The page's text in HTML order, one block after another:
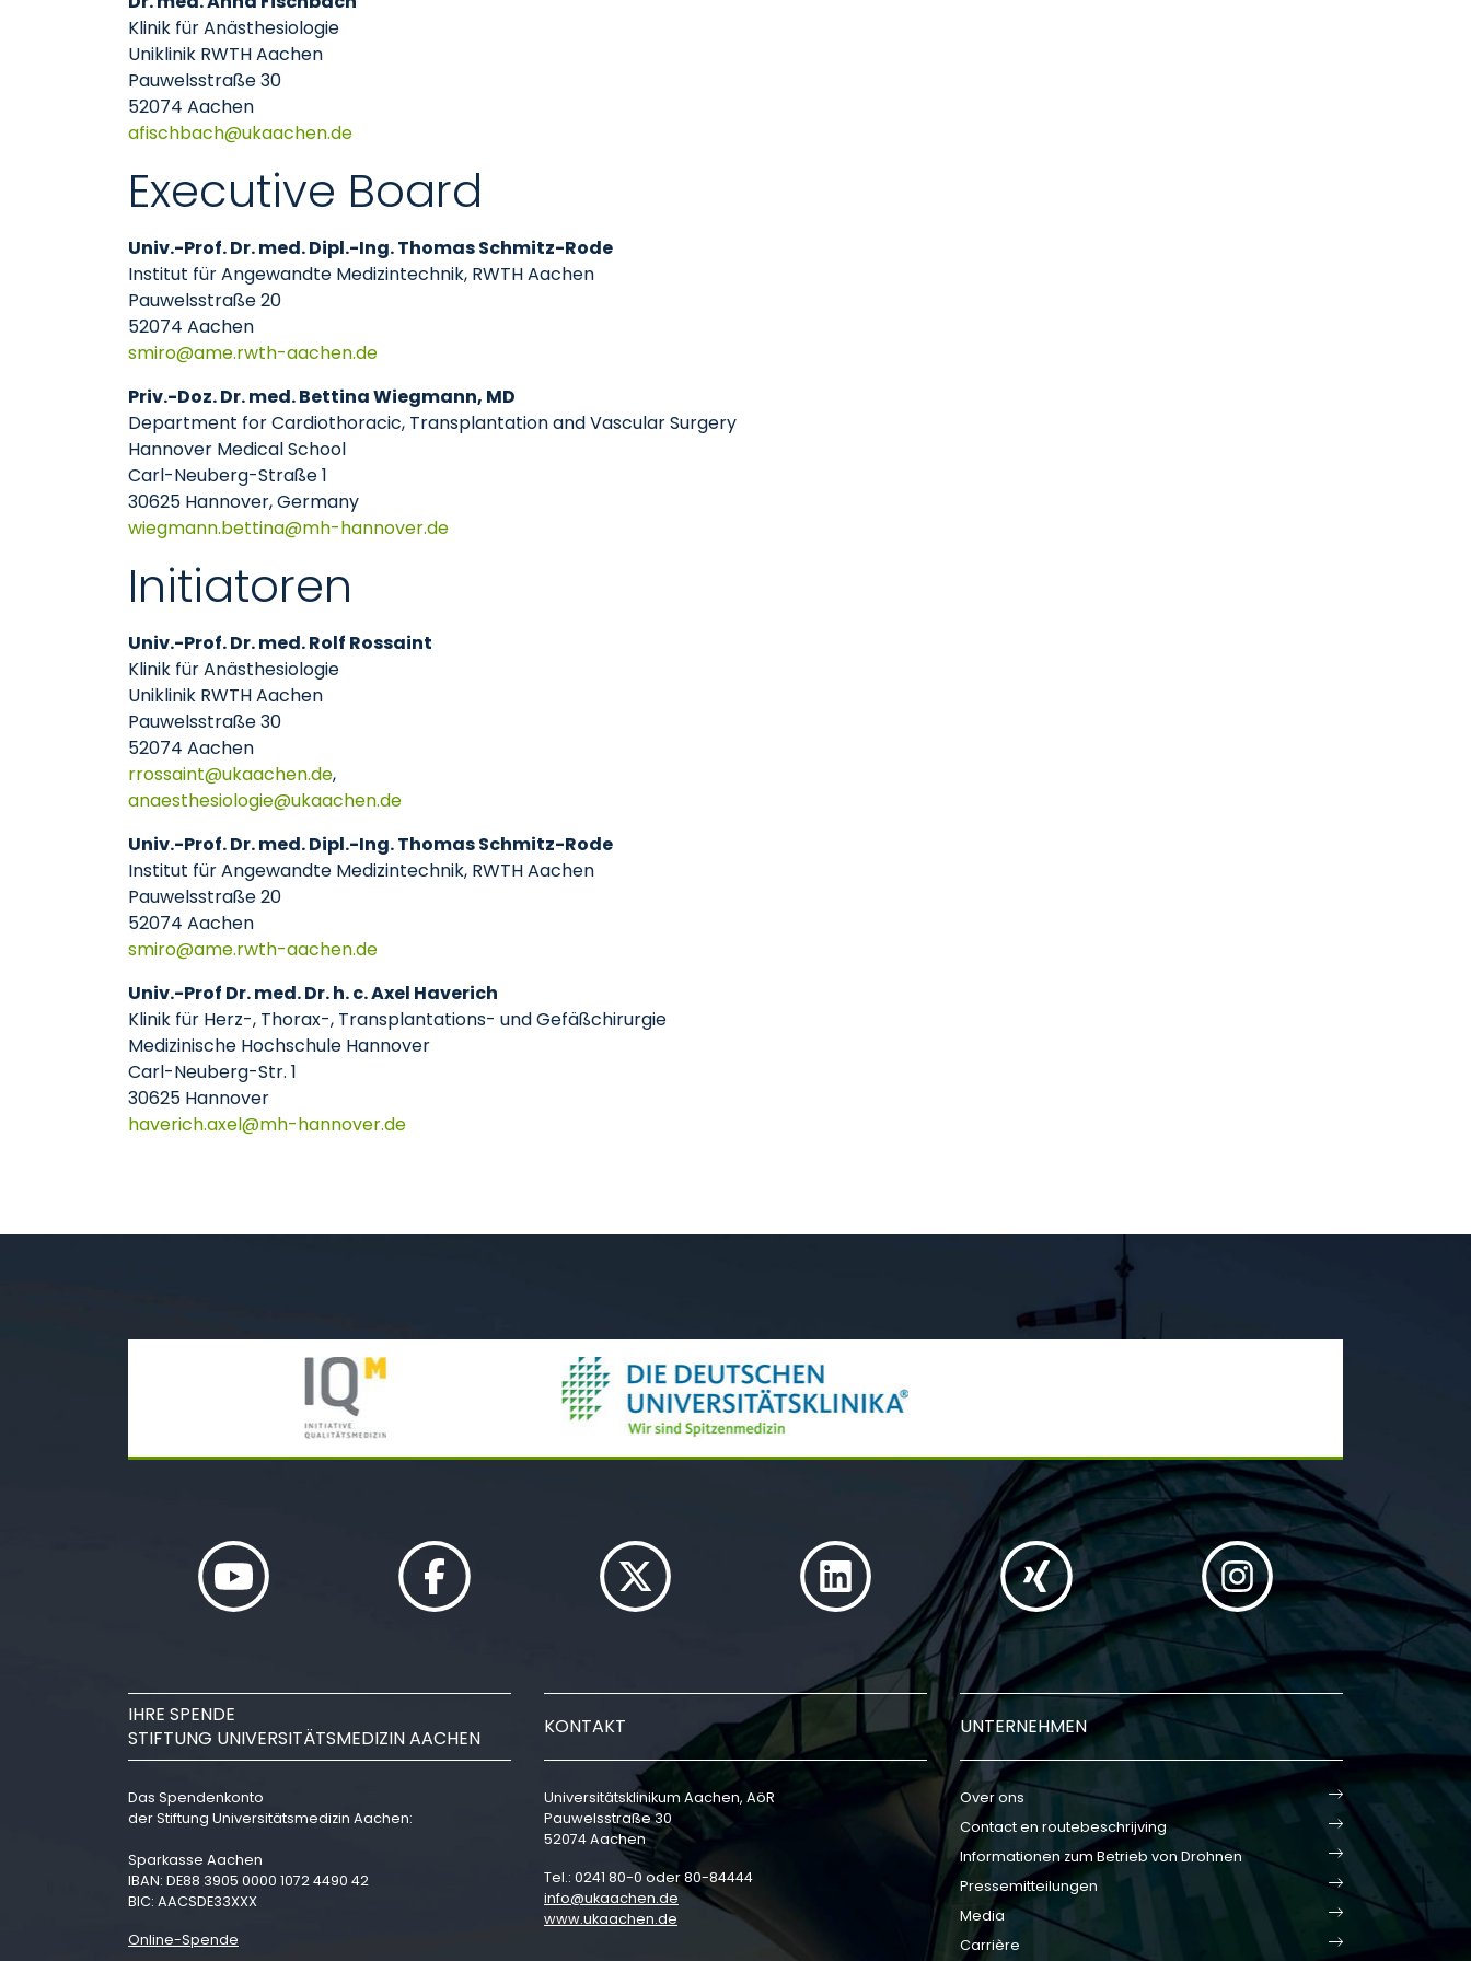
Klinik für Anästhesiologie
Uniklinik RWTH Aachen
Pauwelsstraße 30
52074 Aachen
afischbach
ukaachende
Executive Board
Univ.-Prof. Dr. med. Dipl.-Ing. Thomas Schmitz-Rode
Institut für Angewandte Medizintechnik, RWTH Aachen
Pauwelsstraße 20
52074 Aachen
smiro
ame.rwth-aachende
Priv.-Doz. Dr. med. Bettina Wiegmann, MD
Department for Cardiothoracic, Transplantation and Vascular Surgery
Hannover Medical School
Carl-Neuberg-Straße 1
30625 Hannover, Germany
wiegmann.bettina
mh-hannoverde
Initiatoren
Univ.-Prof. Dr. med. Rolf Rossaint
Klinik für Anästhesiologie
Uniklinik RWTH Aachen
Pauwelsstraße 30
52074 Aachen
rrossaint
ukaachende,
anaesthesiologie
ukaachende
Univ.-Prof. Dr. med. Dipl.-Ing. Thomas Schmitz-Rode
Institut für Angewandte Medizintechnik, RWTH Aachen
Pauwelsstraße 20
52074 Aachen
smiro
ame.rwth-aachende
Univ.-Prof Dr. med. Dr. h. c. Axel Haverich
Klinik für Herz-, Thorax-, Transplantations- und Gefäßchirurgie
Medizinische Hochschule Hannover
Carl-Neuberg-Str. 1
30625 Hannover
haverich.axel
mh-hannoverde
IHRE SPENDE
STIFTUNG UNIVERSITÄTSMEDIZIN AACHEN
Das Spendenkonto
der Stiftung Universitätsmedizin Aachen:
Sparkasse Aachen
IBAN: DE88 3905 0000 1072 4490 42
BIC: AACSDE33XXX
Online-Spende
KONTAKT
Universitätsklinikum Aachen, AöR
Pauwelsstraße 30
52074 Aachen
Tel.: 0241 80-0 oder 80-84444
info
ukaachen de
www.ukaachen.de
UNTERNEHMEN
Over ons
Contact en routebeschrijving
Informationen zum Betrieb von Drohnen
Pressemitteilungen
Media
Carrière